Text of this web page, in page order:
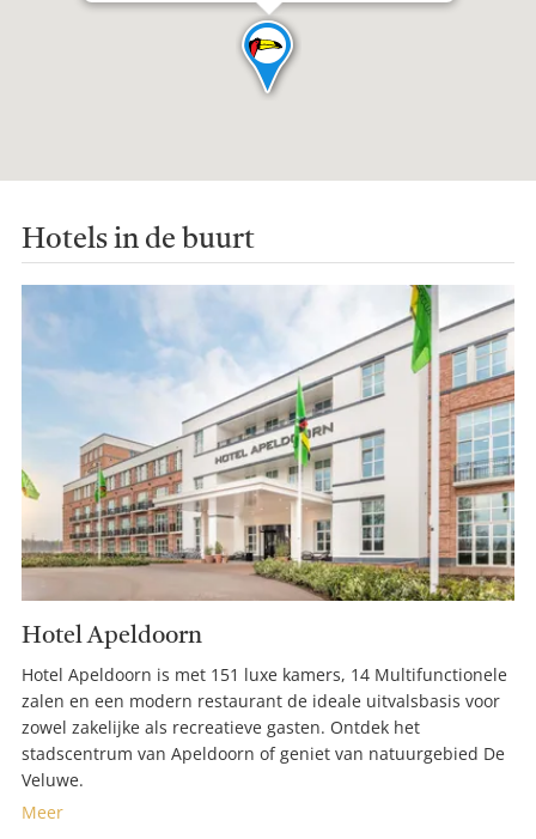
Hotels in de buurt
Hotel Apeldoorn
Hotel Apeldoorn is met 151 luxe kamers, 14 Multifunctionele
zalen en een modern restaurant de ideale uitvalsbasis voor
zowel zakelijke als recreatieve gasten. Ontdek het
stadscentrum van Apeldoorn of geniet van natuurgebied De
Veluwe.
Meer